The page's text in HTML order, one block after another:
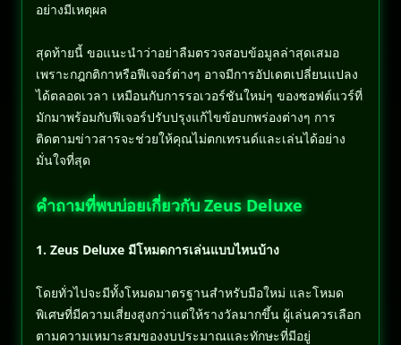
อย่างมีเหตุผล
สุดท้ายนี้ ขอแนะนำว่าอย่าลืมตรวจสอบข้อมูลล่าสุดเสมอ
เพราะกฎกติกาหรือฟีเจอร์ต่างๆ อาจมีการอัปเดตเปลี่ยนแปลง
ได้ตลอดเวลา เหมือนกับการรอเวอร์ชันใหม่ๆ ของซอฟต์แวร์ที่
มักมาพร้อมกับฟีเจอร์ปรับปรุงแก้ไขข้อบกพร่องต่างๆ การ
ติดตามข่าวสารจะช่วยให้คุณไม่ตกเทรนด์และเล่นได้อย่าง
มั่นใจที่สุด
คำถามที่พบบ่อยเกี่ยวกับ Zeus Deluxe
1. Zeus Deluxe มีโหมดการเล่นแบบไหนบ้าง
โดยทั่วไปจะมีทั้งโหมดมาตรฐานสำหรับมือใหม่ และโหมด
พิเศษที่มีความเสี่ยงสูงกว่าแต่ให้รางวัลมากขึ้น ผู้เล่นควรเลือก
ตามความเหมาะสมของงบประมาณและทักษะที่มีอยู่